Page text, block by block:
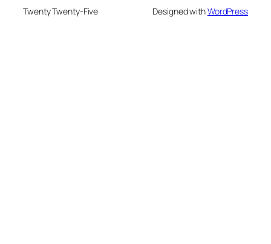
Twenty Twenty-Five Designed withWordPress